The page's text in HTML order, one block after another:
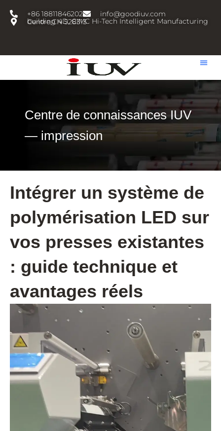
+86 18811846202
info@goodiuv.com
building 4D, CIMC Hi-Tech Intelligent Manufacturing Centre,CN 528313
Centre de connaissances IUV
— impression
Intégrer un système de
polymérisation LED sur
vos presses existantes
: guide technique et
avantages réels